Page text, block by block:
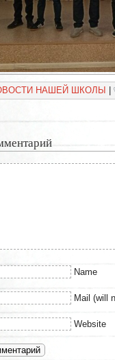
НАШЕЙ ШКОЛЫ |
Name
Mail (will
Website